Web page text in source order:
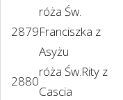
2879
róża Św.
Franciszka z
Asyżu
2880
róża Św.Rity z
Cascia